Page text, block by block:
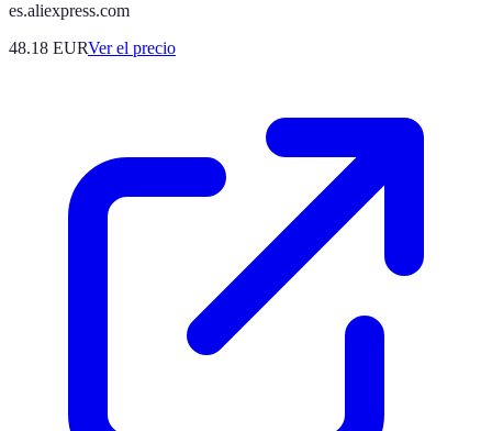
es.aliexpress.com
48.18 EURVer el precio